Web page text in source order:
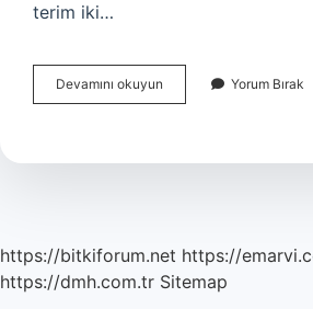
terim iki…
Devamını okuyun
Li
Demek
Yorum Bırak
https://bitkiforum.net https://
https://dmh.com.tr Sitemap